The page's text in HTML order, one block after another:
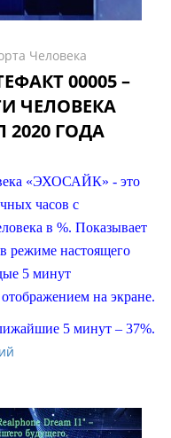
Человека
00005 –
ЧЕЛОВЕКА
ГОДА
«ЭХОСАЙК» - это
часов с
в %. Показывает
режиме настоящего
5 минут
на экране.
5 минут – 37%.